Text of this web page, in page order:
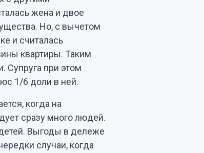
жена и двое
Но, с вычетом
и считалась
квартиры. Таким
Супруга при этом
1/6 доли в ней.
когда на
сразу много людей.
Выгоды в дележе
случаи, когда